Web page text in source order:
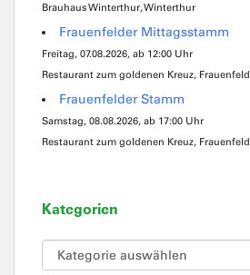
Brauhaus Winterthur, Winterthur
Frauenfelder Mittagsstamm
Freitag, 07.08.2026, ab 12:00 Uhr
Restaurant zum goldenen Kreuz, Frauenfeld
Frauenfelder Stamm
Samstag, 08.08.2026, ab 17:00 Uhr
Restaurant zum goldenen Kreuz, Frauenfeld
Kategorien
Kategorien